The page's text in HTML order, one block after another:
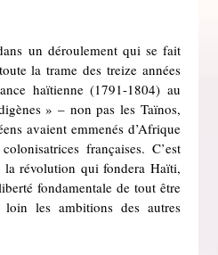
un déroulement qui se fait
la trame des treize années
haïtienne (1791-1804) au
» – non pas les Taïnos,
avaient emmenés d’Afrique
françaises. C’est
la révolution qui fondera Haïti,
fondamentale de tout être
les ambitions des autres